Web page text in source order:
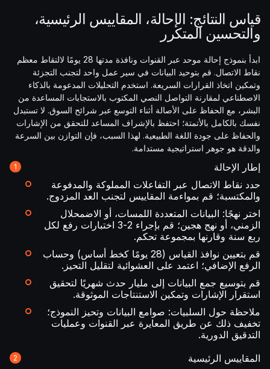
قياس النتائج: الإحالة، المقاييس الرئيسية،
والتحسين المتكرر
ابدأ بنموذج إحالة موحد عبر القنوات ونافذة مدتها 28 يومًا لالتقاط معظم
نقاط الاتصال. قم بتوحيد البيانات في سير عمل واحد لتجنب التجزئة
وتمكين اتخاذ القرارات السريعة. استخدم التحليلات المدعومة بالذكاء
الاصطناعي لمقارنة التواصل النصي المكتوب بالاستجابات المساعدة من
البشر، مع الحفاظ على الأصالة أثناء التوسع عبر شرائح السوق. لا تستبدل
نفسك بالكامل بالأتمتة؛ احتفظ بالإشراف المساعد للتحقق من الإشارات
والحفاظ على جودة اللغة الطبيعية. لهذا السبب، فإن التوازن بين السرعة
والدقة هو جوهر استراتيجية مستدامة.
إطار الإحالة
حدد نقاط الاتصال عبر التفاعلات المملوكة والمدفوعة
والمكتسبة؛ قم بمواءمة المقاييس لتجنب العد المزدوج.
اختر نهجًا: البيانات المتعددة اللمسات، أو الاضمحلال
الزمني، أو نهج هجين؛ قم بإجراء 2-3 اختبارات رفع لكل
ربع سنة وقارنها بمجموعة تحكم.
قم بتعيين نوافذ القياس (28 يومًا كخط أساس) وحساب
الرفع الإضافي؛ اعتمد على العشوائية لتقليل التحيز.
قم بتوسيع جمع البيانات إلى مليار حدث شهريًا لتحقيق
استقرار الإشارات وتمكين الاستنتاجات الموثوقة.
ملاحظة حول السلبيات: صوامع البيانات وتحيز النموذج؛
تخفيف ذلك عن طريق المعايرة عبر القنوات وعمليات
التدقيق الدورية.
المقاييس الرئيسية